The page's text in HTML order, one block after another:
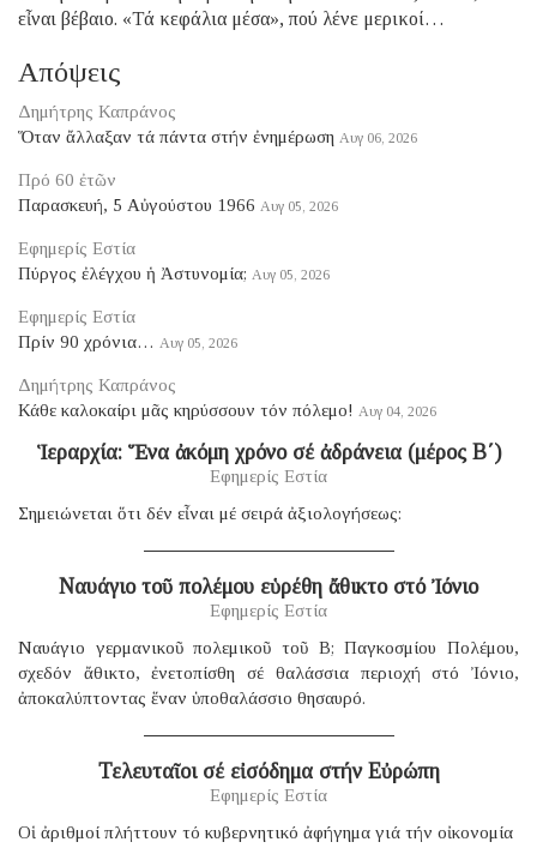
εἶναι βέβαιο. «Τά κεφάλια μέσα», πού λένε μερικοί…
Απόψεις
Δημήτρης Καπράνος
Ὅταν ἄλλαξαν τά πάντα στήν ἐνημέρωση Αυγ 06, 2026
Πρό 60 ἐτῶν
Παρασκευή, 5 Αὐγούστου 1966 Αυγ 05, 2026
Εφημερίς Εστία
Πύργος ἐλέγχου ἡ Ἀστυνομία; Αυγ 05, 2026
Εφημερίς Εστία
Πρίν 90 χρόνια… Αυγ 05, 2026
Δημήτρης Καπράνος
Κάθε καλοκαίρι μᾶς κηρύσσουν τόν πόλεμο! Αυγ 04, 2026
Ἱεραρχία: Ἕνα ἀκόμη χρόνο σέ ἀδράνεια (μέρος B΄)
Εφημερίς Εστία
Σημειώνεται ὅτι δέν εἶναι μέ σειρά ἀξιολογήσεως:
Ναυάγιο τοῦ πολέμου εὑρέθη ἄθικτο στό Ἰόνιο
Εφημερίς Εστία
Ναυάγιο γερμανικοῦ πολεμικοῦ τοῦ B; Παγκοσμίου Πολέμου,
σχεδόν ἄθικτο, ἐνετοπίσθη σέ θαλάσσια περιοχή στό Ἰόνιο,
ἀποκαλύπτοντας ἕναν ὑποθαλάσσιο θησαυρό.
Τελευταῖοι σέ εἰσόδημα στήν Εὐρώπη
Εφημερίς Εστία
Οἱ ἀριθμοί πλήττουν τό κυβερνητικό ἀφήγημα γιά τήν οἰκονομία